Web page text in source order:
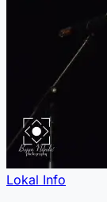
Lokal Info